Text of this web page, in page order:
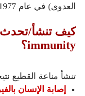
العدوى) في عام 1977 مـ.
immunity؟
تنشأ مناعة القطيع
إصابة الإنسان